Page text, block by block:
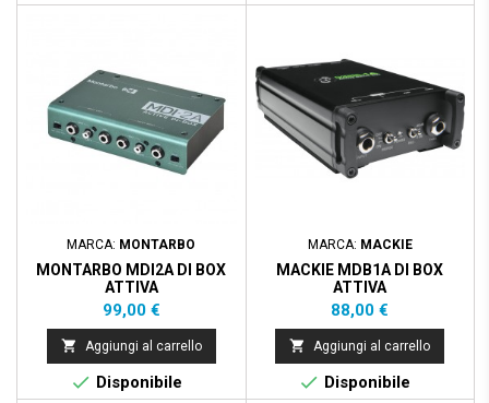
MARCA: MONTARBO
MONTARBO MDI2A DI BOX
ATTIVA
Prezzo
99,00 €
 Aggiungi al carrello
 Disponibile
MARCA: MACKIE
MACKIE MDB1A DI BOX
ATTIVA
Prezzo
88,00 €
 Aggiungi al carrello
 Disponibile